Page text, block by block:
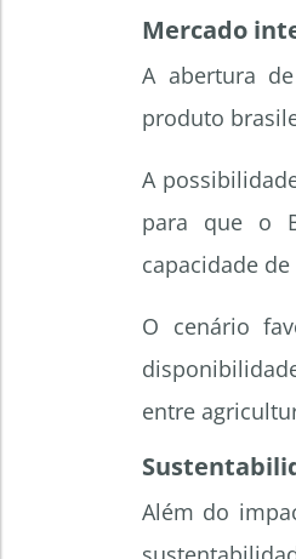
Mercado
A abertura
produto
A
para que o
capacidade
O cenário
entre
Além do